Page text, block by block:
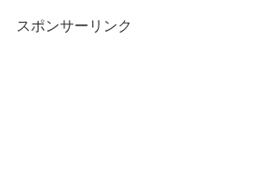
スポンサーリンク